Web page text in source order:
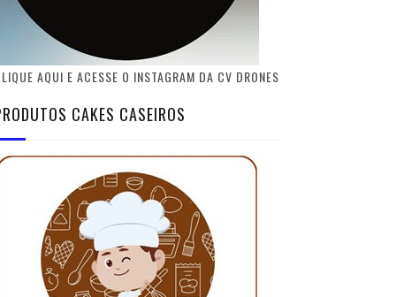
AQUI E ACESSE O INSTAGRAM DA CV DRONES
CAKES CASEIROS